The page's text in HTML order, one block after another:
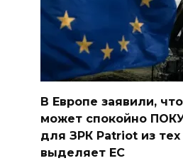
В Европе заявили,
может спокойно
для ЗРК Patriot из
выделяет ЕС